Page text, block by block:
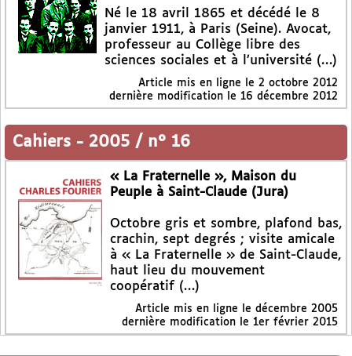
Né le 18 avril 1865 et décédé le 8
janvier 1911, à Paris (Seine). Avocat,
professeur au Collège libre des
sciences sociales et à l’université (…)
Article mis en ligne le 2 octobre 2012
dernière modification le 16 décembre 2012
Cahiers - 2005 / n° 16
« La Fraternelle », Maison du
Peuple à Saint-Claude (Jura)
Octobre gris et sombre, plafond bas,
crachin, sept degrés ; visite amicale
à « La Fraternelle » de Saint-Claude,
haut lieu du mouvement
coopératif (…)
Article mis en ligne le décembre 2005
dernière modification le 1er février 2015